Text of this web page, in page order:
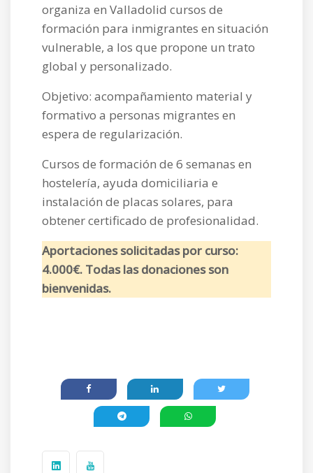
organiza en Valladolid cursos de
formación para inmigrantes en situación
vulnerable, a los que propone un trato
global y personalizado.
Objetivo: acompañamiento material y
formativo a personas migrantes en
espera de regularización.
Cursos de formación de 6 semanas en
hostelería, ayuda domiciliaria e
instalación de placas solares, para
obtener certificado de profesionalidad.
Aportaciones solicitadas por curso:
4.000€. Todas las donaciones son
bienvenidas.